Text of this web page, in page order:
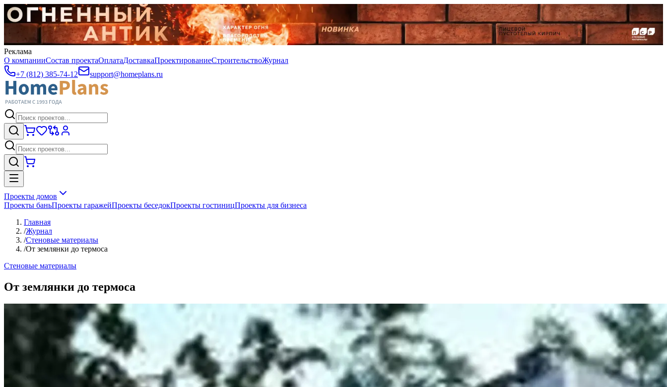
Реклама
О компанииСостав проектаОплатаДоставкаПроектированиеСтроительствоЖурнал
+7 (812) 385-74-12
support@homeplans.ru
Проекты домов
Проекты баньПроекты гаражейПроекты беседокПроекты гостиницПроекты для бизнеса
Главная
/Журнал
/Стеновые материалы
/От землянки до термоса
Стеновые материалы
От землянки до термоса